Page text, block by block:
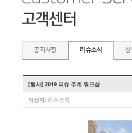
공지사항 리슈소식
[행사] 2019 리슈 추계 워크샵
작성자: 리슈건축